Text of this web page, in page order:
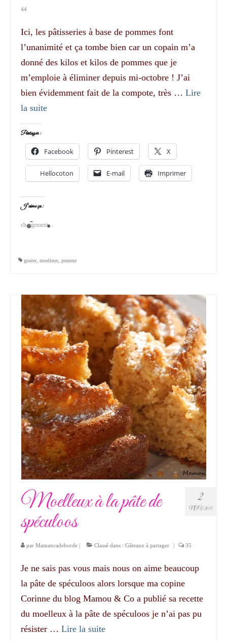
44
Ici, les pâtisseries à base de pommes font
l’unanimité et ça tombe bien car un copain m’a
donné des kilos et kilos de pommes que je
m’emploie à éliminer depuis mi-octobre ! J’ai
bien évidemment fait de la compote, très … Lire
la suite­­
Partager :
Facebook Pinterest X
Hellocoton E-mail Imprimer
J’aime ça :
chargement…
gouter, moelleux pomme
2
NOV 2015
Moelleux à la pâte de
spéculoos
par Mamancadeborde | Classé dans : Gâteaux à partager | 35
Je ne sais pas vous mais nous on aime beaucoup
la pâte de spéculoos alors lorsque ma copine
Corinne du blog Mamou & Co a publié sa recette
du moelleux à la pâte de spéculoos je n’ai pas pu
résister … Lire la suite­­